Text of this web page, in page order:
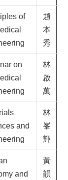
of
趙
本
秀
on
林
啟
萬
and
林
峯
輝
and
黃
韻